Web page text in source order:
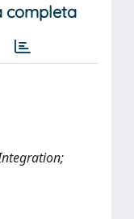
completa